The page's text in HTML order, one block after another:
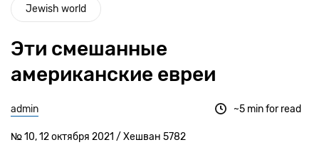
Jewish world
Эти смешанные
американские евреи
admin
№ 10, 12 октября 2021 / Хешван 5782
~5 min for read